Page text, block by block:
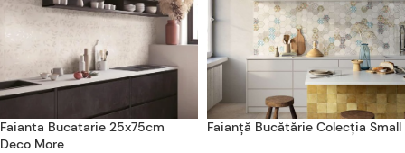
Faianta Bucatarie 25x75cm
Deco More
Faianță Bucătărie Colecția Small